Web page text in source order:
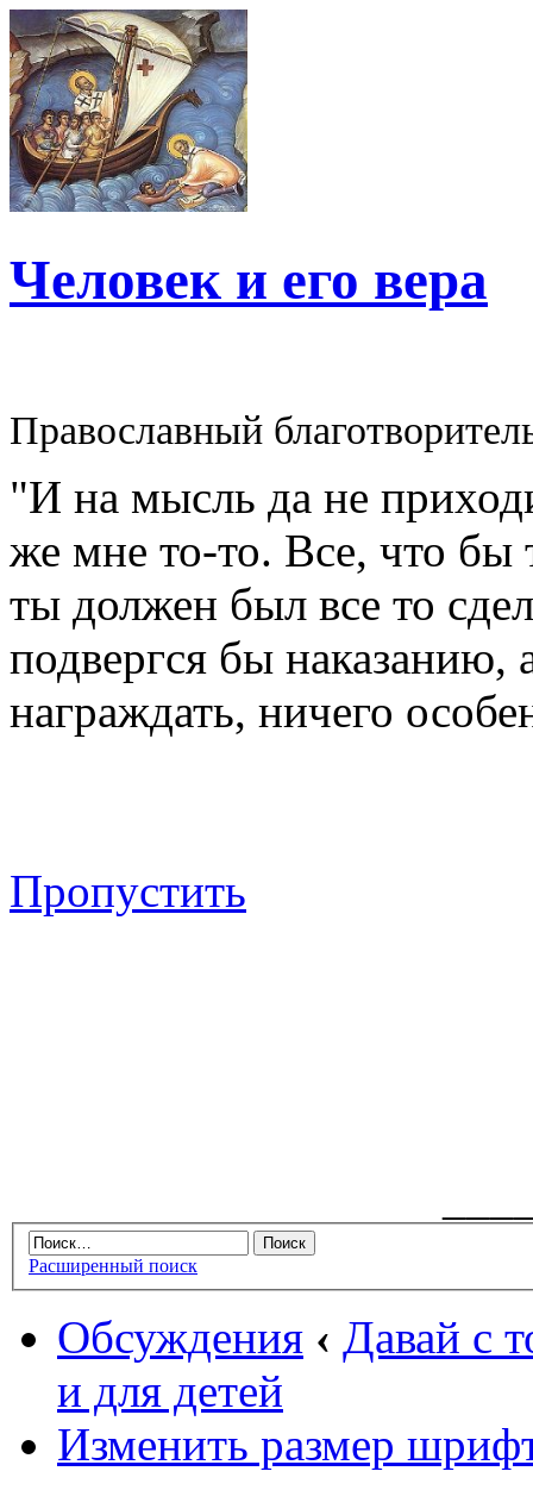
Человек и его вера
Православный
"И на мысль да не
же мне то-то. Все, что
ты должен был все то
подвергся бы наказанию,
награждать, ничего
Пропустить
Расширенный поиск
Обсуждения ‹ Давай с
и для детей
Изменить размер